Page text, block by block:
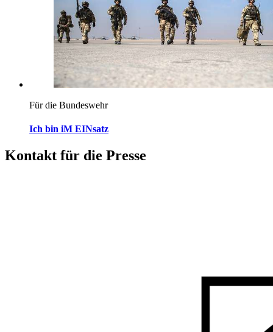
Für die Bundeswehr
Ich bin iM EINsatz
Kontakt für die Presse